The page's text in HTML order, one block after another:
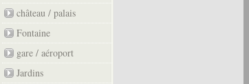
château / palais
Fontaine
gare / aéroport
Jardins